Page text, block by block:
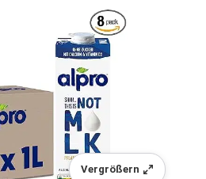
Vergrößern